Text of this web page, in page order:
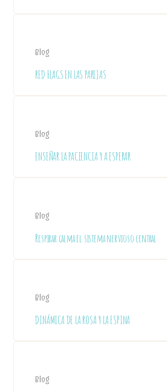
Blog
RED FLAGS EN LAS PAREJAS
Blog
ENSEÑAR LA PACIENCIA Y A ESPERAR
Blog
Respirar calma el sistema nervioso central
Blog
DINÁMICA DE LA ROSA Y LA ESPINA
Blog